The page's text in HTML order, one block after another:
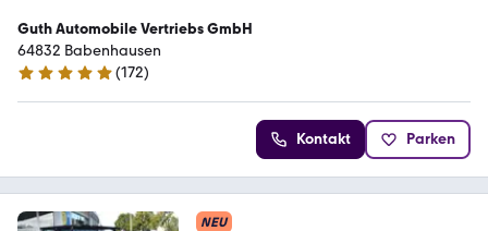
Guth Automobile Vertriebs GmbH
64832 Babenhausen
4.8 Sterne
(172)
Kontakt Parken
NEU